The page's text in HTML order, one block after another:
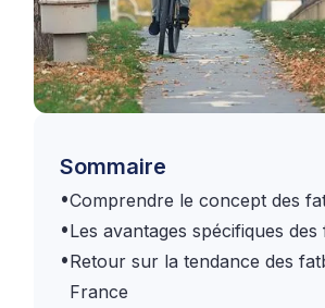
Sommaire
•Comprendre le concept des
•Les avantages spécifiques des
•Retour sur la tendance des
France